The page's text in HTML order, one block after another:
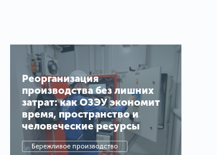
Реорганизация
производства без лишних
затрат: как ОЗЭУ экономит
время, пространство и
человеческие ресурсы
Бережливое производство